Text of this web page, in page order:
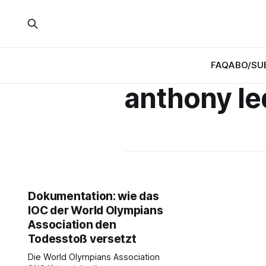
FAQABO/
anthony
Dokumentation: wie das
IOC der World Olympians
Association den
Todesstoß versetzt
Die World Olympians Association